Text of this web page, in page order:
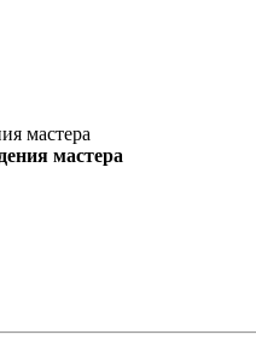
мастера